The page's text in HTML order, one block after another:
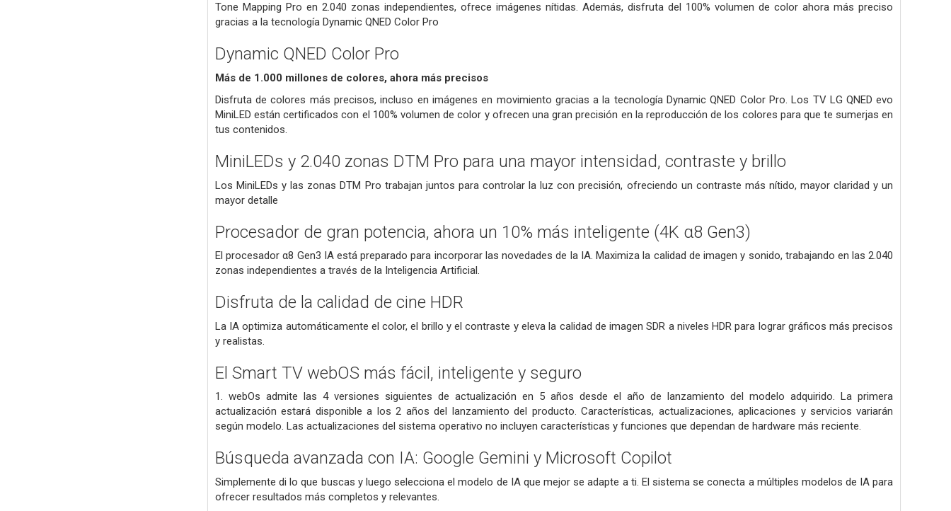
Tone Mapping Pro en 2.040 zonas independientes, ofrece imágenes nítidas. Además, disfruta del 100% volumen de color ahora más preciso
gracias a la tecnología Dynamic QNED Color Pro
Dynamic QNED Color Pro
Más de 1.000 millones de colores, ahora más precisos
Disfruta de colores más precisos, incluso en imágenes en movimiento gracias a la tecnología Dynamic QNED Color Pro. Los TV LG QNED evo
MiniLED están certificados con el 100% volumen de color y ofrecen una gran precisión en la reproducción de los colores para que te sumerjas en
tus contenidos.
MiniLEDs y 2.040 zonas DTM Pro para una mayor intensidad, contraste y brillo
Los MiniLEDs y las zonas DTM Pro trabajan juntos para controlar la luz con precisión, ofreciendo un contraste más nítido, mayor claridad y un
mayor detalle
Procesador de gran potencia, ahora un 10% más inteligente (4K α8 Gen3)
El procesador α8 Gen3 IA está preparado para incorporar las novedades de la IA. Maximiza la calidad de imagen y sonido, trabajando en las 2.040
zonas independientes a través de la Inteligencia Artificial.
Disfruta de la calidad de cine HDR
La IA optimiza automáticamente el color, el brillo y el contraste y eleva la calidad de imagen SDR a niveles HDR para lograr gráficos más precisos
y realistas.
El Smart TV webOS más fácil, inteligente y seguro
1. webOs admite las 4 versiones siguientes de actualización en 5 años desde el año de lanzamiento del modelo adquirido. La primera
actualización estará disponible a los 2 años del lanzamiento del producto. Características, actualizaciones, aplicaciones y servicios variarán
según modelo. Las actualizaciones del sistema operativo no incluyen características y funciones que dependan de hardware más reciente.
Búsqueda avanzada con IA: Google Gemini y Microsoft Copilot
Simplemente di lo que buscas y luego selecciona el modelo de IA que mejor se adapte a ti. El sistema se conecta a múltiples modelos de IA para
ofrecer resultados más completos y relevantes.